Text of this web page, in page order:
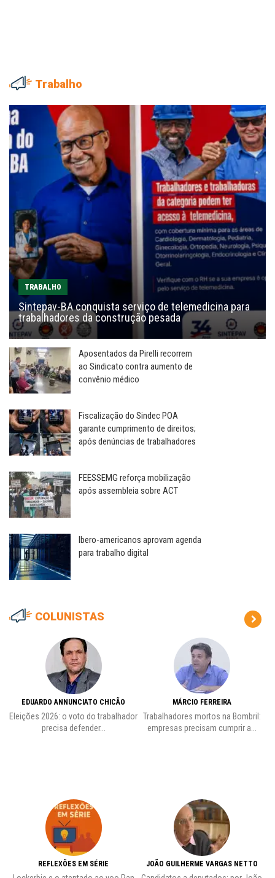
Trabalho
TRABALHO
Sintepav-BA conquista serviço de telemedicina para
trabalhadores da construção pesada
Aposentados da Pirelli recorrem
ao Sindicato contra aumento de
convênio médico
Fiscalização do Sindec POA
garante cumprimento de direitos;
após denúncias de trabalhadores
FEESSEMG reforça mobilização
após assembleia sobre ACT
Ibero-americanos aprovam agenda
para trabalho digital
COLUNISTAS
EDUARDO ANNUNCIATO CHICÃO
Eleições 2026: o voto do trabalhador
precisa defender...
REFLEXÕES EM SÉRIE
MÁRCIO FERREIRA
Trabalhadores mortos na Bombril:
empresas precisam cumprir a...
JOÃO GUILHERME VARGAS NETTO